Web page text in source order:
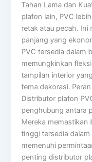
Tahan Lama dan
plafon lain, PVC
retak atau pecah. Ini
panjang yang
PVC tersedia dalam
memungkinkan
tampilan interior
tema dekorasi.
Distributor plafon
penghubung antara
Mereka memastikan
tinggi tersedia
memenuhi
penting distributor